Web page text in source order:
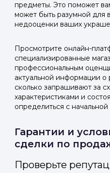
предметы. Это поможет
может быть разумной для
недооценки ваших
Просмотрите онлайн-
специализированные
профессиональным
актуальной информации о
сколько запрашивают за
характеристиками и
определиться с
Гарантии и
сделки по
Проверьте